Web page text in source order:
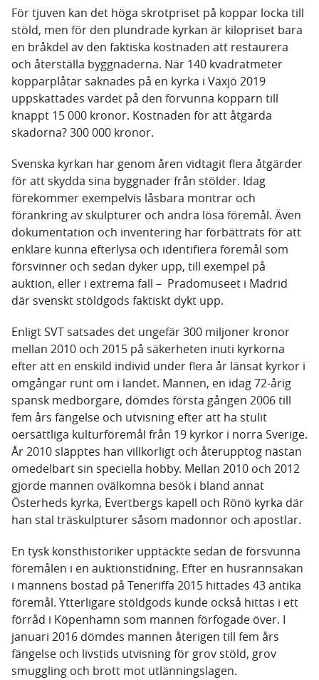
För tjuven kan det höga skrotpriset på koppar locka till
stöld, men för den plundrade kyrkan är kilopriset bara
en bråkdel av den faktiska kostnaden att restaurera
och återställa byggnaderna. När 140 kvadratmeter
kopparplåtar saknades på en kyrka i Växjö 2019
uppskattades värdet på den förvunna kopparn till
knappt 15 000 kronor. Kostnaden för att åtgärda
skadorna? 300 000 kronor.
Svenska kyrkan har genom åren vidtagit flera åtgärder
för att skydda sina byggnader från stölder. Idag
förekommer exempelvis låsbara montrar och
förankring av skulpturer och andra lösa föremål. Även
dokumentation och inventering har förbättrats för att
enklare kunna efterlysa och identifiera föremål som
försvinner och sedan dyker upp, till exempel på
auktion, eller i extrema fall – Pradomuseet i Madrid
där svenskt stöldgods faktiskt dykt upp.
Enligt SVT satsades det ungefär 300 miljoner kronor
mellan 2010 och 2015 på säkerheten inuti kyrkorna
efter att en enskild individ under flera år länsat kyrkor i
omgångar runt om i landet. Mannen, en idag 72-årig
spansk medborgare, dömdes första gången 2006 till
fem års fängelse och utvisning efter att ha stulit
oersättliga kulturföremål från 19 kyrkor i norra Sverige.
År 2010 släpptes han villkorligt och återupptog nästan
omedelbart sin speciella hobby. Mellan 2010 och 2012
gjorde mannen ovälkomna besök i bland annat
Österheds kyrka, Evertbergs kapell och Rönö kyrka där
han stal träskulpturer såsom madonnor och apostlar.
En tysk konsthistoriker upptäckte sedan de försvunna
föremålen i en auktionstidning. Efter en husrannsakan
i mannens bostad på Teneriffa 2015 hittades 43 antika
föremål. Ytterligare stöldgods kunde också hittas i ett
förråd i Köpenhamn som mannen förfogade över. I
januari 2016 dömdes mannen återigen till fem års
fängelse och livstids utvisning för grov stöld, grov
smuggling och brott mot utlänningslagen.